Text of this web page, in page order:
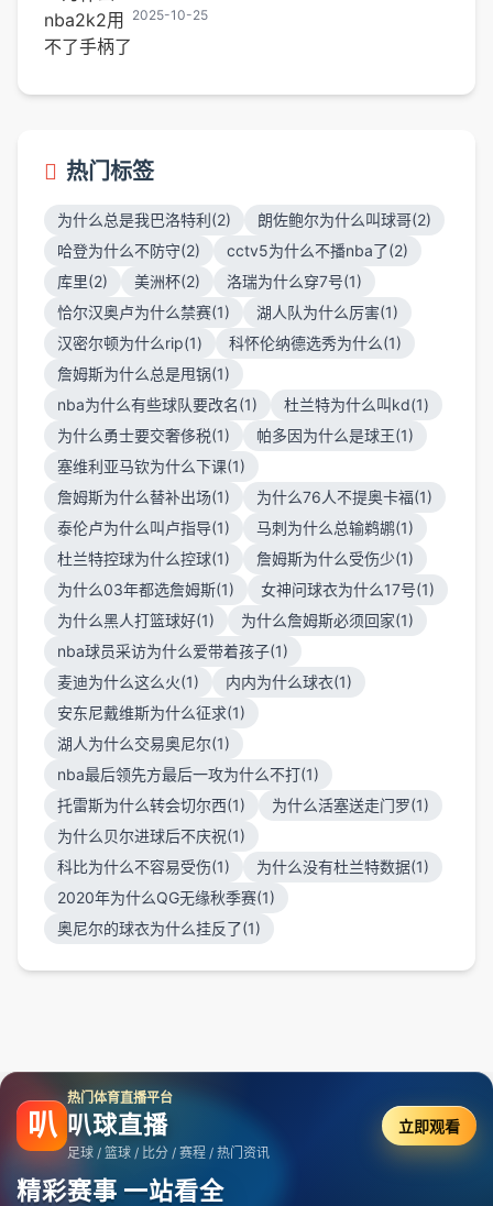
2025-10-25
热门标签
为什么总是我巴洛特利(2)
朗佐鲍尔为什么叫球哥(2)
哈登为什么不防守(2)
cctv5为什么不播nba了(2)
库里(2)
美洲杯(2)
洛瑞为什么穿7号(1)
恰尔汉奥卢为什么禁赛(1)
湖人队为什么厉害(1)
汉密尔顿为什么rip(1)
科怀伦纳德选秀为什么(1)
詹姆斯为什么总是甩锅(1)
nba为什么有些球队要改名(1)
杜兰特为什么叫kd(1)
为什么勇士要交奢侈税(1)
帕多因为什么是球王(1)
塞维利亚马钦为什么下课(1)
詹姆斯为什么替补出场(1)
为什么76人不提奥卡福(1)
泰伦卢为什么叫卢指导(1)
马刺为什么总输鹈鹕(1)
杜兰特控球为什么控球(1)
詹姆斯为什么受伤少(1)
为什么03年都选詹姆斯(1)
女神问球衣为什么17号(1)
为什么黑人打篮球好(1)
为什么詹姆斯必须回家(1)
nba球员采访为什么爱带着孩子(1)
麦迪为什么这么火(1)
内内为什么球衣(1)
安东尼戴维斯为什么征求(1)
湖人为什么交易奥尼尔(1)
nba最后领先方最后一攻为什么不打(1)
托雷斯为什么转会切尔西(1)
为什么活塞送走门罗(1)
为什么贝尔进球后不庆祝(1)
科比为什么不容易受伤(1)
为什么没有杜兰特数据(1)
2020年为什么QG无缘秋季赛(1)
奥尼尔的球衣为什么挂反了(1)
叭
热门体育直播平台
叭球直播
足球 / 篮球 / 比分 / 赛程 / 热门资讯
精彩赛事 一站看全
立即观看